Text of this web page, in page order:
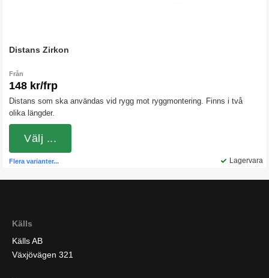
Distans Zirkon
Från
148 kr/frp
Distans som ska användas vid rygg mot ryggmontering. Finns i två
olika längder.
Lagervara
Flera varianter...
Välj ...
Källs
Källs AB
Växjövägen 321